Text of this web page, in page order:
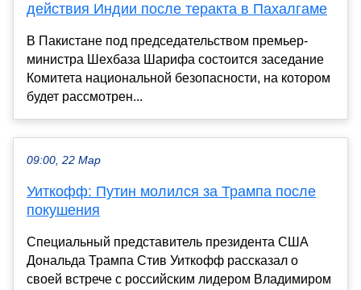
действия Индии после теракта в Пахалгаме
В Пакистане под председательством премьер-
министра Шехбаза Шарифа состоится заседание
Комитета национальной безопасности, на котором
будет рассмотрен...
09:00, 22 Мар
Уиткофф: Путин молился за Трампа после
покушения
Специальный представитель президента США
Дональда Трампа Стив Уиткофф рассказал о
своей встрече с российским лидером Владимиром